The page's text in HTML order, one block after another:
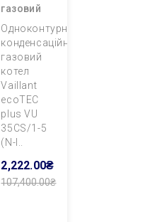
газовий
Одноконтурний
конденсаційний
газовий
котел
Vaillant
ecoTEC
plus VU
35CS/1-5
(N-I..
2,222.00₴
107,400.00₴